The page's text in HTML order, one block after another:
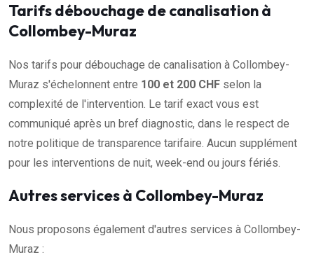
Tarifs débouchage de canalisation à
Collombey-Muraz
Nos tarifs pour débouchage de canalisation à Collombey-
Muraz s'échelonnent entre 100 et 200 CHF selon la
complexité de l'intervention. Le tarif exact vous est
communiqué après un bref diagnostic, dans le respect de
notre politique de transparence tarifaire. Aucun supplément
pour les interventions de nuit, week-end ou jours fériés.
Autres services à Collombey-Muraz
Nous proposons également d'autres services à Collombey-
Muraz :